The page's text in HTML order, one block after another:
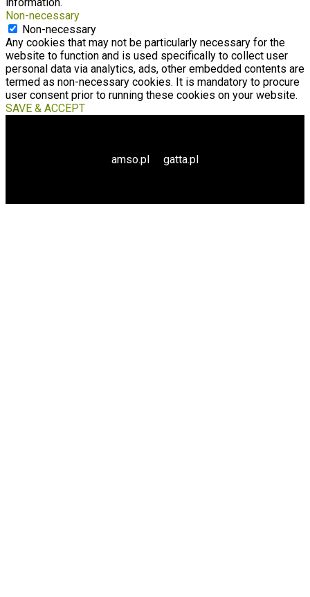
Non-necessary
Non-necessary
Any cookies that may not be particularly necessary for the
website to function and is used specifically to collect user
personal data via analytics, ads, other embedded contents are
termed as non-necessary cookies. It is mandatory to procure
user consent prior to running these cookies on your website.
SAVE & ACCEPT
amso.pl gatta.pl